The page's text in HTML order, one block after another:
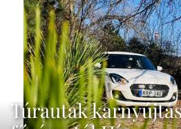
Túrautak